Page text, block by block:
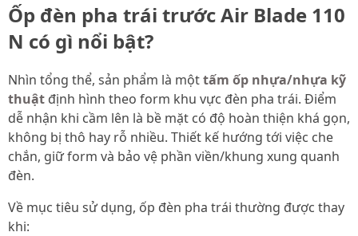
Ốp đèn pha trái trước Air Blade 110
N có gì nổi bật?
Nhìn tổng thể, sản phẩm là mộttấm ốp nhựa/nhựa kỹ
thuật định hình theo form khu vực đèn pha trái. Điểm
dễ nhận khi cầm lên là bề mặt có độ hoàn thiện khá gọn,
không bị thô hay rỗ nhiều. Thiết kế hướng tới việc che
chắn, giữ form và bảo vệ phần viền/khung xung quanh
đèn.
Về mục tiêu sử dụng, ốp đèn pha trái thường được thay
khi: